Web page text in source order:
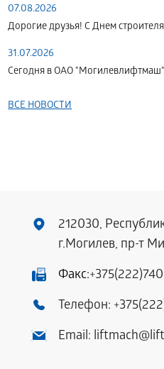
07.08.2026
Дорогие друзья! С Днем
31.07.2026
Сегодня в ОАО "Могилевлифтмаш"
ВСЕ НОВОСТИ
212030,
г.Могилев, пр-т
Факс:
Телефон:
Email: